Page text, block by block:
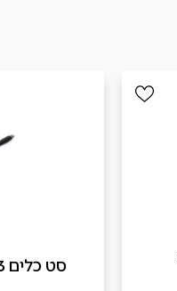
סט כלים 3 חלקים CAESAR